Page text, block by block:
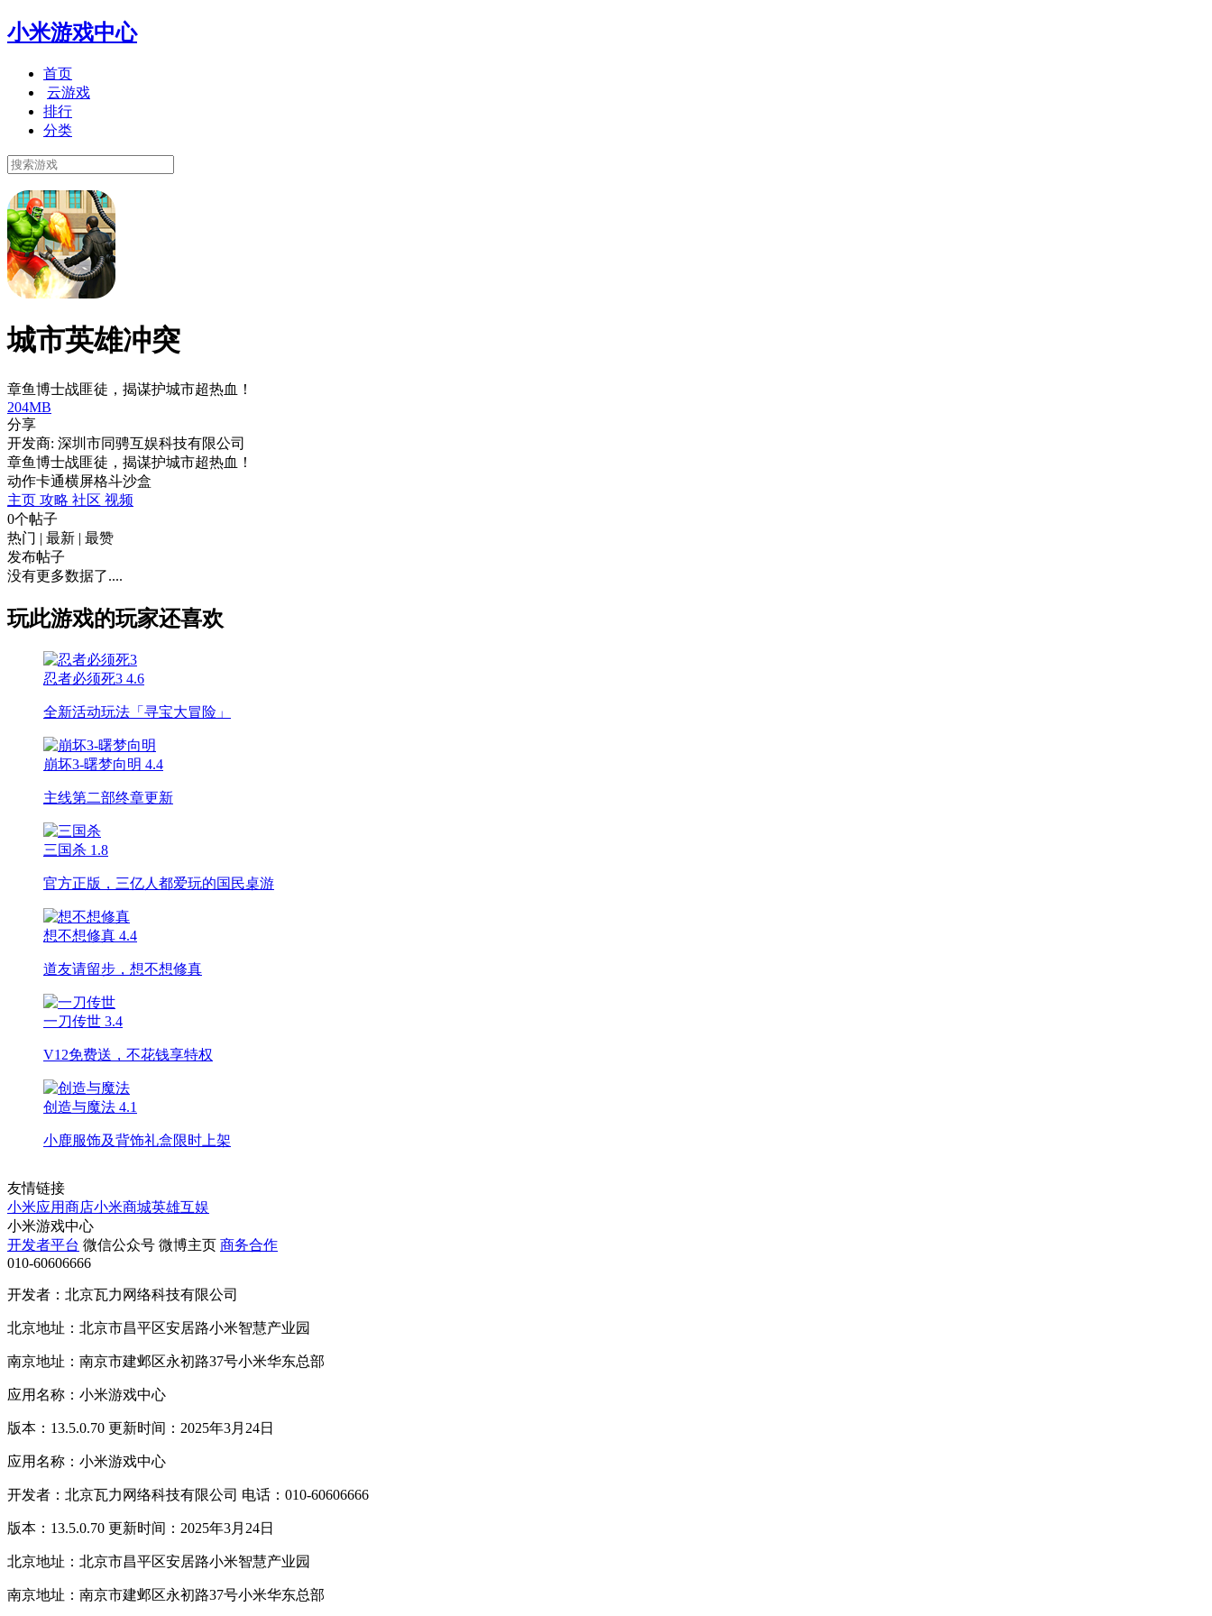
小米游戏中心
首页
云游戏
排行
分类
城市英雄冲突
章鱼博士战匪徒，揭谋护城市超热血！
204MB
分享
开发商: 深圳市同骋互娱科技有限公司
章鱼博士战匪徒，揭谋护城市超热血！
动作卡通横屏格斗沙盒
主页 攻略 社区 视频
0个帖子
热门 | 最新 | 最赞
发布帖子
没有更多数据了....
玩此游戏的玩家还喜欢
忍者必须死3 4.6
全新活动玩法「寻宝大冒险」
崩坏3-曙梦向明 4.4
主线第二部终章更新
三国杀 1.8
官方正版，三亿人都爱玩的国民桌游
想不想修真 4.4
道友请留步，想不想修真
一刀传世 3.4
V12免费送，不花钱享特权
创造与魔法 4.1
小鹿服饰及背饰礼盒限时上架
友情链接
小米应用商店小米商城英雄互娱
小米游戏中心
开发者平台 微信公众号 微博主页 商务合作
010-60606666
开发者：北京瓦力网络科技有限公司
北京地址：北京市昌平区安居路小米智慧产业园
南京地址：南京市建邺区永初路37号小米华东总部
应用名称：小米游戏中心
版本：13.5.0.70 更新时间：2025年3月24日
应用名称：小米游戏中心
开发者：北京瓦力网络科技有限公司 电话：010-60606666
版本：13.5.0.70 更新时间：2025年3月24日
北京地址：北京市昌平区安居路小米智慧产业园
南京地址：南京市建邺区永初路37号小米华东总部